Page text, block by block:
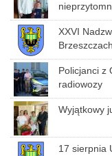
XXVI
Brzeszczach
Policjanci z
radiowozy
Wyjątkowy
17 sierpnia